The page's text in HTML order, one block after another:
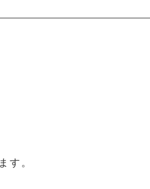
す。